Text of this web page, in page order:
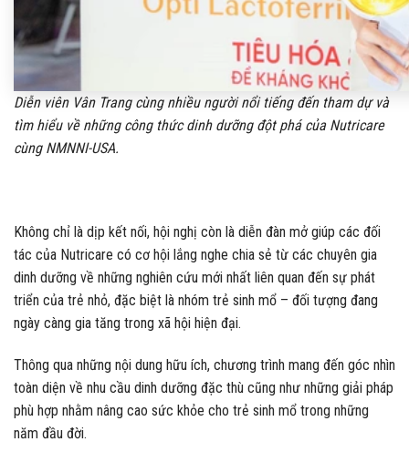
Diễn viên Vân Trang cùng nhiều người nổi tiếng đến tham dự và
tìm hiểu về những công thức dinh dưỡng đột phá của Nutricare
cùng NMNNI-USA.
Không chỉ là dịp kết nối, hội nghị còn là diễn đàn mở giúp các đối
tác của Nutricare có cơ hội lắng nghe chia sẻ từ các chuyên gia
dinh dưỡng về những nghiên cứu mới nhất liên quan đến sự phát
triển của trẻ nhỏ, đặc biệt là nhóm trẻ sinh mổ – đối tượng đang
ngày càng gia tăng trong xã hội hiện đại.
Thông qua những nội dung hữu ích, chương trình mang đến góc nhìn
toàn diện về nhu cầu dinh dưỡng đặc thù cũng như những giải pháp
phù hợp nhằm nâng cao sức khỏe cho trẻ sinh mổ trong những
năm đầu đời.